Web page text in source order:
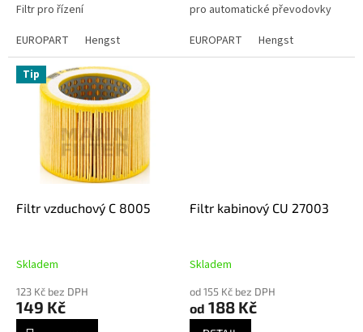
Filtr pro řízení
EUROPART
Hengst
pro automatické převodovky
EUROPART
Hengst
Tip
Filtr vzduchový C 8005
Skladem
123 Kč bez DPH
149 Kč
Filtr kabinový CU 27003
Skladem
od 155 Kč bez DPH
od 188 Kč